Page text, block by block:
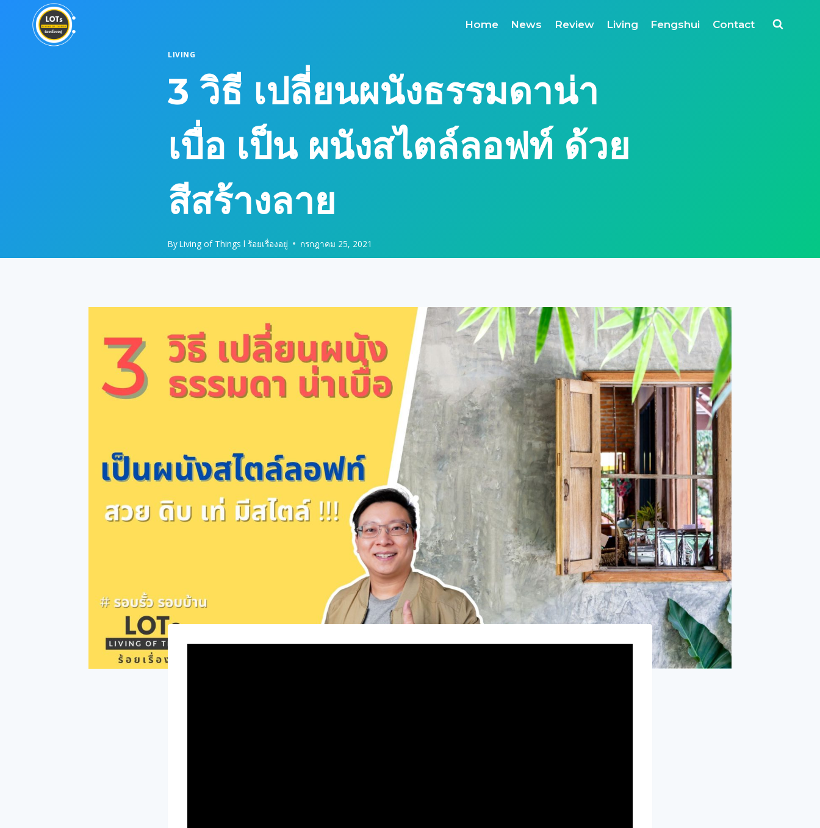
Home News Review Living Fengshui Contact
LIVING
3 วิธี เปลี่ยนผนังธรรมดาน่า
เบื่อ เป็น ผนังสไตล์ลอฟท์ ด้วย
สีสร้างลาย
ByLiving of Things l ร้อยเรื่องอยู่ กรกฎาคม 25, 2021